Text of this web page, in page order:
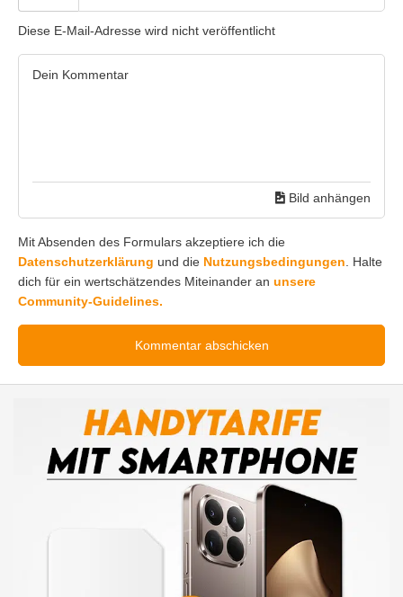
Diese E-Mail-Adresse wird nicht veröffentlicht
Bild anhängen
Mit Absenden des Formulars akzeptiere ich die
Datenschutzerklärung und die Nutzungsbedingungen . Halte
dich für ein wertschätzendes Miteinander an unsere
Community-Guidelines.